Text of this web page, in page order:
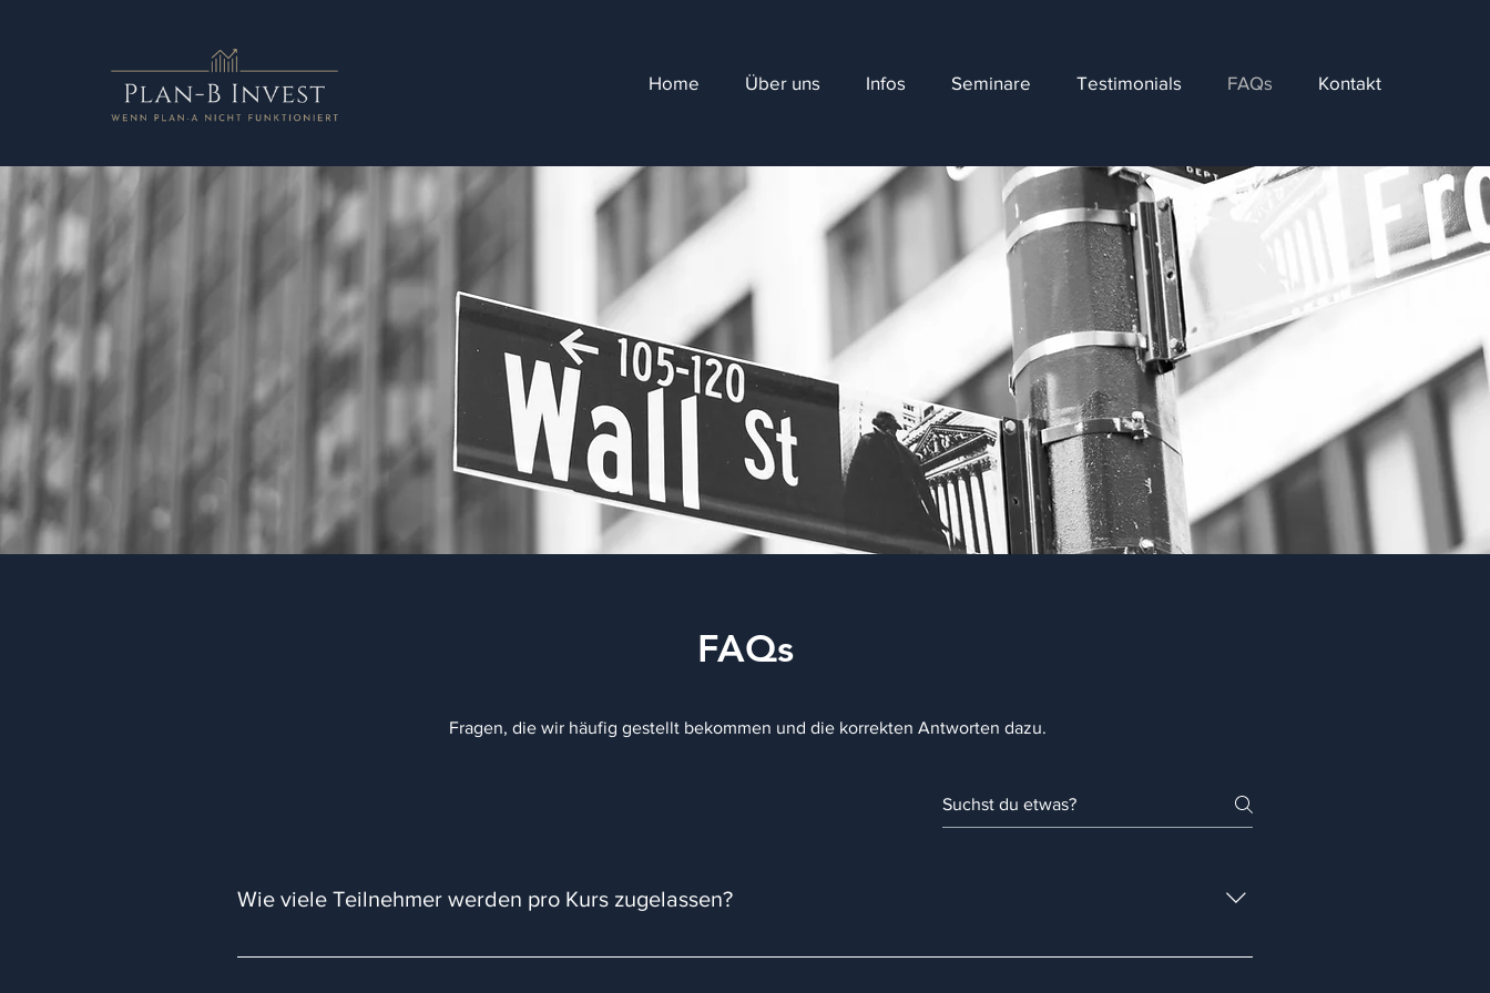
Home Über uns Infos Seminare Testimonials FAQs Kontakt
FAQs
Fragen, die wir häufig gestellt bekommen und die korrekten Antworten dazu.
Wie viele Teilnehmer werden pro Kurs zugelassen?
Es werden maximal 40 Teilnehmer pro Kurs zugelassen. Alles andere wäre unseren Schülern gegenüber unfair. Wir wollen unsere